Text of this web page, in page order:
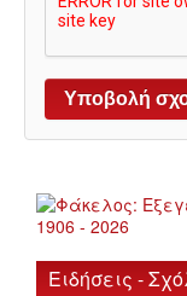
Ειδήσεις -